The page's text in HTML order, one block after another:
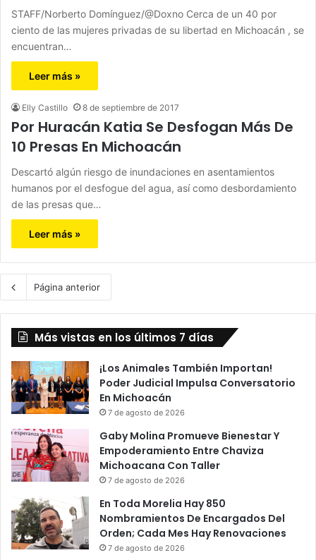
STAFF/Norberto Domínguez/@Doxno Cerca de un 40 por
ciento de las mujeres privadas de su libertad en Michoacán , se
encuentran…
Leer más »
Elly Castillo 8 de septiembre de 2017
Por Huracán Katia Se Desfogan Más De
10 Presas En Michoacán
Descartó algún riesgo de inundaciones en asentamientos
humanos por el desfogue del agua, así como desbordamiento
de las presas que…
Leer más »
Página anterior
Más vistas en los últimos 7 días
¡Los Animales También Importan!
Poder Judicial Impulsa Conversatorio
En Michoacán
7 de agosto de 2026
Gaby Molina Promueve Bienestar Y
Empoderamiento Entre Chaviza
Michoacana Con Taller
7 de agosto de 2026
En Toda Morelia Hay 850
Nombramientos De Encargados Del
Orden; Cada Mes Hay Renovaciones
7 de agosto de 2026